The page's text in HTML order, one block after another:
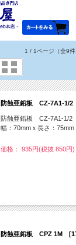
1 / 1ページ （全9件
防蝕亜鉛板 CZ-7A1-1/
防蝕亜鉛板 CZ-7A1-1/2
幅：70mmｘ長さ：
価格： 935円(税抜 850円)
防蝕亜鉛板 CPZ 1M